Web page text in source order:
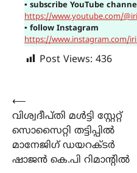
▪ subscribe YouTube
https://www.youtube.com/
▪ follow Instagram
https://www.instagram.com/
Post Views: 436
Post
navigation
⟵
വിശ്വദീപ്തി മൾട്ടി സ്റ്റേറ്റ്
സൊസൈറ്റി തട്ടിപ്പിൽ
മാനേജിഗ് ഡയറക്ടർ
ഷാജൻ കെ.പി റിമാന്റിൽ